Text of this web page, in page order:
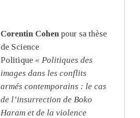
Corentin Cohen pour sa thèse
de Science
Politique « Politiques des
images dans les conflits
armés contemporains : le cas
de l’insurrection de Boko
Haram et de la violence